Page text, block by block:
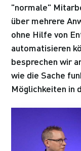
"normale"
über mehrere
ohne Hilfe von
automatisieren
besprechen wir
wie die Sache
Möglichkeiten in